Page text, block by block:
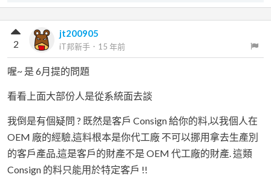
jt200905
iT邦新手 ． 15 年前
2
喔~ 是 6月提的問題
看看上面大部份人是從系統面去談
我倒是有個疑問 ? 既然是客戶 Consign 給你的料,以我個人在
OEM 廠的經驗,這料根本是你代工廠 不可以挪用拿去生產別
的客戶產品,這是客戶的財產不是 OEM 代工廠的財產. 這類
Consign 的料只能用於特定客戶 !!